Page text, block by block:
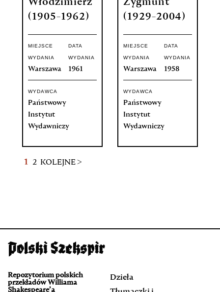
Włodzimierz
(1905-1962)
MIEJSCE
WYDANIA
Warszawa
DATA
WYDANIA
1961
WYDAWCA
Państwowy
Instytut
Wydawniczy
Zygmunt
(1929-2004)
MIEJSCE
WYDANIA
Warszawa
DATA
WYDANIA
1958
WYDAWCA
Państwowy
Instytut
Wydawniczy
1 2 KOLEJNE >
Repozytorium polskich
przekładów Williama
Shakespeare’a
Dzieła